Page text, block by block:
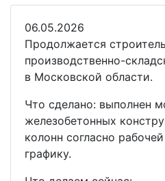
06.05.2026
Продолжается
производственно-
в Московской области.
Что сделано: выполнен
железобетонных
колонн согласно
графику.